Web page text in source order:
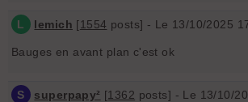
L lemich [1554 posts] - Le 13/10/2025
Bauges en avant plan c'est ok
S superpapy² [1362 posts] - Le 13/10/